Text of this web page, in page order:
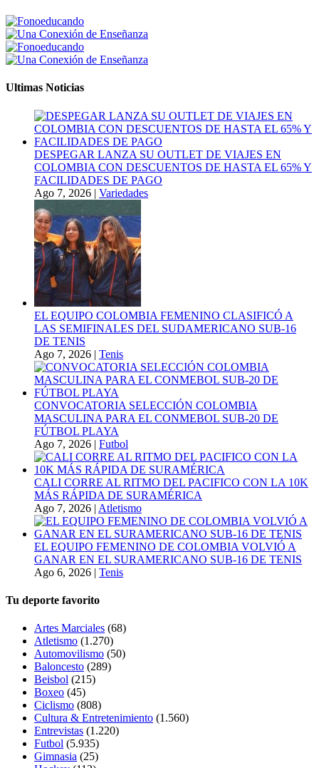
Ultimas Noticias
DESPEGAR LANZA SU OUTLET DE VIAJES EN
COLOMBIA CON DESCUENTOS DE HASTA EL 65% Y
FACILIDADES DE PAGO
Ago 7, 2026 | Variedades
EL EQUIPO COLOMBIA FEMENINO CLASIFICÓ A
LAS SEMIFINALES DEL SUDAMERICANO SUB-16
DE TENIS
Ago 7, 2026 | Tenis
CONVOCATORIA SELECCIÓN COLOMBIA
MASCULINA PARA EL CONMEBOL SUB-20 DE
FÚTBOL PLAYA
Ago 7, 2026 | Futbol
CALI CORRE AL RITMO DEL PACIFICO CON LA 10K
MÁS RÁPIDA DE SURAMÉRICA
Ago 7, 2026 | Atletismo
EL EQUIPO FEMENINO DE COLOMBIA VOLVIÓ A
GANAR EN EL SURAMERICANO SUB-16 DE TENIS
Ago 6, 2026 | Tenis
Tu deporte favorito
Artes Marciales (68)
Atletismo (1.270)
Automovilismo (50)
Baloncesto (289)
Beisbol (215)
Boxeo (45)
Ciclismo (808)
Cultura & Entretenimiento (1.560)
Entrevistas (1.220)
Futbol (5.935)
Gimnasia (25)